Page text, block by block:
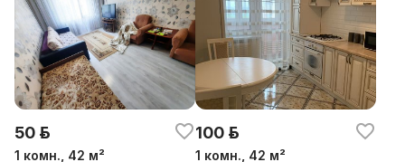
50 р.
1 комн., 42 м²
100 р.
1 комн., 42 м²